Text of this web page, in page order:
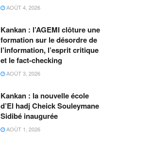
AOÛT 4, 2026
Kankan : l’AGEMI clôture une
formation sur le désordre de
l’information, l’esprit critique
et le fact-checking
AOÛT 3, 2026
Kankan : la nouvelle école
d’El hadj Cheick Souleymane
Sidibé inaugurée
AOÛT 1, 2026